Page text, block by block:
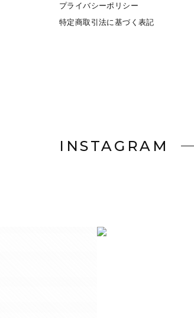
プライバシーポリシー
特定商取引法に基づく表記
INSTAGRAM